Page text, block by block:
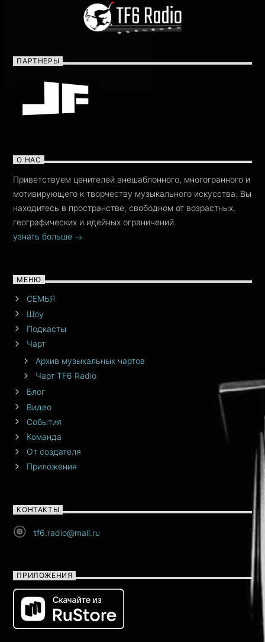
ПАРТНЕРЫ
О НАС
Приветствуем ценителей внешаблонного, многогранного и
мотивирующего к творчеству музыкального искусства. Вы
находитесь в пространстве, свободном от возрастных,
географических и идейных ограничений.
узнать больше
МЕНЮ
СЕМЬЯ
Шоу
Подкасты
Чарт
Архив музыкальных чартов
Чарт TF6 Radio
Блог
Видео
События
Команда
От создателя
Приложения
КОНТАКТЫ
tf6.radio@mail.ru
ПРИЛОЖЕНИЯ